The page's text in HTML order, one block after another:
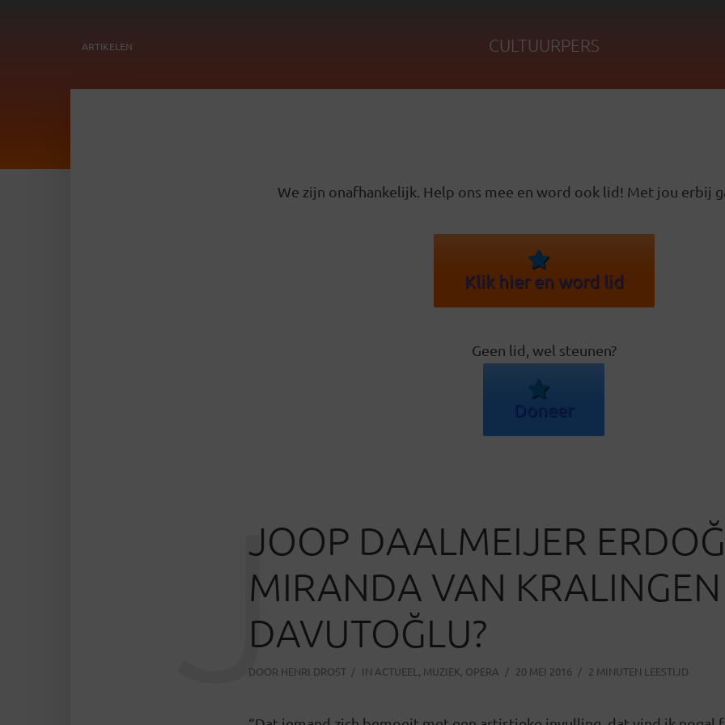
ARTIKELEN CULTUURPERS
We zijn onafhankelijk. Help ons mee en word ook lid! Met jou erbij
Klik hier en word lid
Geen lid, wel steunen?
Doneer
JOOP DAALMEIJER
MIRANDA VAN KRALINGEN
DAVUTOĞLU?
DOOR HENRI DROST IN ACTUEEL , MUZIEK, OPERA 20 MEI 2016 2 MINUTEN LEESTIJD
J